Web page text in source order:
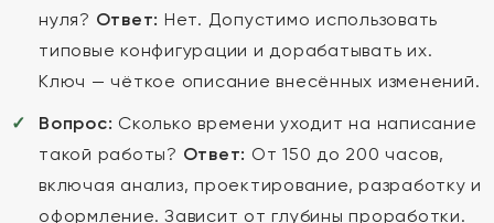
нуля? Ответ: Нет. Допустимо использовать
типовые конфигурации и дорабатывать их.
Ключ — чёткое описание внесённых изменений.
Вопрос: Сколько времени уходит на написание
такой работы? Ответ: От 150 до 200 часов,
включая анализ, проектирование, разработку и
оформление. Зависит от глубины проработки.